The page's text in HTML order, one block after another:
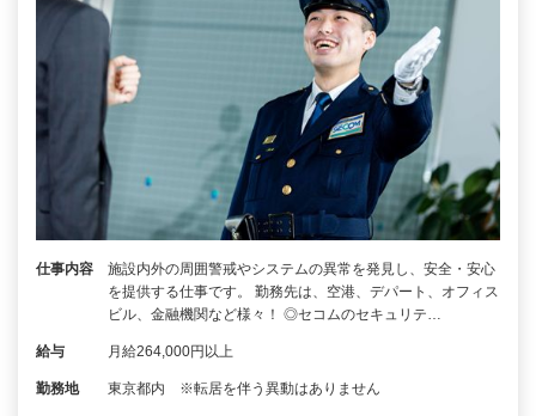
仕事内容
施設内外の周囲警戒やシステムの異常を発見し、安全・安心
を提供する仕事です。 勤務先は、空港、デパート、オフィス
ビル、金融機関など様々！ ◎セコムのセキュリテ…
給与 月給264,000円以上
勤務地 東京都内 ※転居を伴う異動はありません